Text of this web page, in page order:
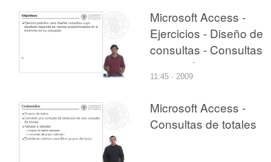
Microsoft Access -
Ejercicios - Diseño de
consultas - Consultas
con parámetros
11:45 · 2009
Microsoft Access -
Consultas de totales